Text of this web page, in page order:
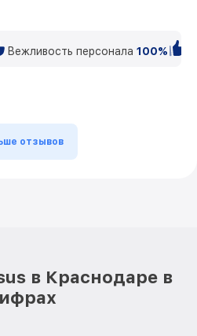
Вежливость персонала 100%
отзывов
в Краснодаре в